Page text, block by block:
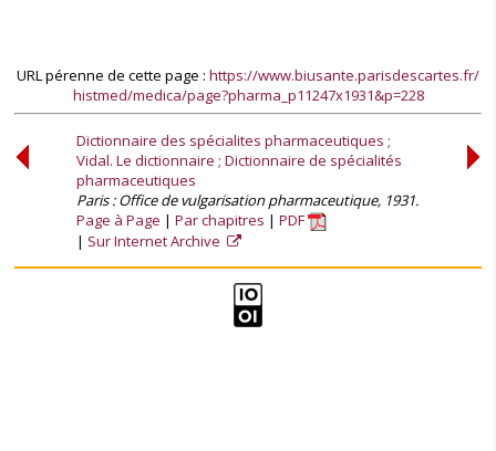
URL pérenne de cette page : https://www.biusante.parisdescartes.fr/
histmed/medica/page?pharma_p11247x1931&p=228
Dictionnaire des spécialites pharmaceutiques ;
Vidal. Le dictionnaire ; Dictionnaire de spécialités
pharmaceutiques
Paris : Office de vulgarisation pharmaceutique, 1931.
Page à Page
Par chapitres
PDF
Sur Internet Archive